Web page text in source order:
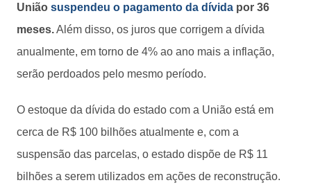
União suspendeu o pagamento da dívida por 36
meses.Além disso, os juros que corrigem a dívida
anualmente, em torno de 4% ao ano mais a inflação,
serão perdoados pelo mesmo período.
O estoque da dívida do estado com a União está em
cerca de R$ 100 bilhões atualmente e, com a
suspensão das parcelas, o estado dispõe de R$ 11
bilhões a serem utilizados em ações de reconstrução.